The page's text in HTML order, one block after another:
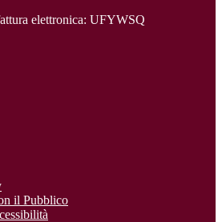
elettronica: UFYWSQ
il Pubblico